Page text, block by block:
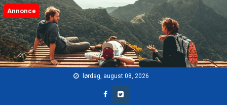
Skip
to
content
Annonce
lørdag, august 08, 2026